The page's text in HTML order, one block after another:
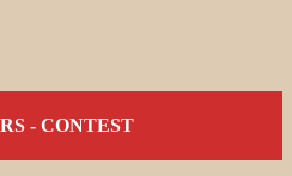
- CONTEST